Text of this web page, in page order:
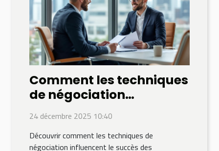
Comment les techniques
de négociation
influencent le succès des
entrepreneurs ?
24 décembre 2025 10:40
Découvrir comment les techniques de
négociation influencent le succès des